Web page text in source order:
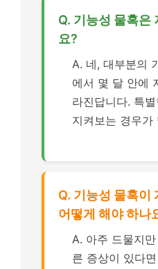
Q. 기능성 물혹은
요?
A. 네, 대부분의
에서 몇 달 안에
라진답니다. 특
지켜보는 경우가
Q. 기능성 물혹이
어떻게 해야 하나
A. 아주 드물지
른 증상이 있다